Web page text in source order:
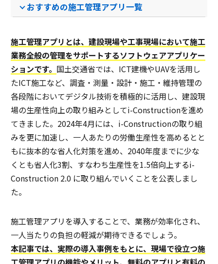
おすすめの施工管理アプリ一覧
施工管理アプリとは、建設現場や工事現場において施工
業務全般の管理をサポートするソフトウェアアプリケー
ションです。 国土交通省では、ICT建機やUAVを活用し
たICT施工など、調査・測量・設計・施工・維持管理の
各段階においてデジタル技術を積極的に活用し、建設現
場の生産性向上の取り組みとしてi-Constructionを進め
てきました。2024年4月には、i-Constructionの取り組
みを更に加速し、一人あたりの労働生産性を高めるとと
もに抜本的な省人化対策を進め、2040年度までに少な
くとも省人化3割、すなわち生産性を1.5倍向上するi-
Construction 2.0 に取り組んでいくことを公表しまし
た。
施工管理アプリを導入することで、業務が効率化され、
一人当たりの負担の軽減が期待できるでしょう。
本記事では、実際の導入事例をもとに、現場で役立つ施